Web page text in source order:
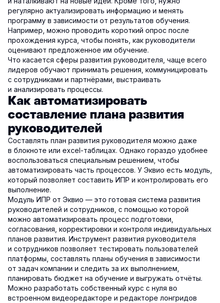
регулярно актуализировать информацию и менять
программу в зависимости от результатов обучения.
Например, можно проводить короткий опрос после
прохождения курса, чтобы понять, как руководители
оценивают предложенное им обучение.
Что касается сферы развития руководителя, чаще всего
лидеров обучают принимать решения, коммуницировать
с сотрудниками и партнёрами, выстраивать
и анализировать процессы.
Как автоматизировать
составление плана развития
руководителей
Составлять план развития руководителя можно даже
в блокноте или excel-таблицах. Однако гораздо удобнее
воспользоваться специальным решением, чтобы
автоматизировать часть процессов. У Эквио есть модуль,
который позволяет составить ИПР и контролировать его
выполнение.
Модуль ИПР от Эквио — это готовая система развития
руководителей и сотрудников, с помощью которой
можно автоматизировать процесс подготовки,
согласования, корректировки и контроля индивидуальных
планов развития. Инструмент развития руководителя
и сотрудников позволяет тестировать пользователей
платформы, составлять планы обучения в зависимости
от задач компании и следить за их выполнением,
планировать бюджет на обучение и выгружать отчёты.
Можно разработать собственный курс с нуля во
встроенном видеоредакторе и редакторе лонгридов